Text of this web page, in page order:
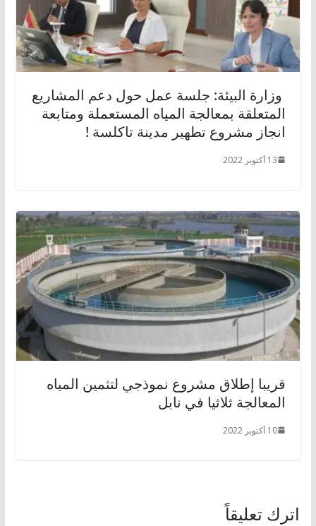
وزارة البيئة: جلسة عمل حول دعم المشاريع
المتعلقة بمعالجة المياه المستعملة ومتابعة
انجاز مشروع تطهير مدينة تاكلسة !
13 أكتوبر 2022
قريبا إطلاق مشروع نموذجي لتثمين المياه
المعالجة ثلاثيا في نابل
10 أكتوبر 2022
اترك تعليقاً